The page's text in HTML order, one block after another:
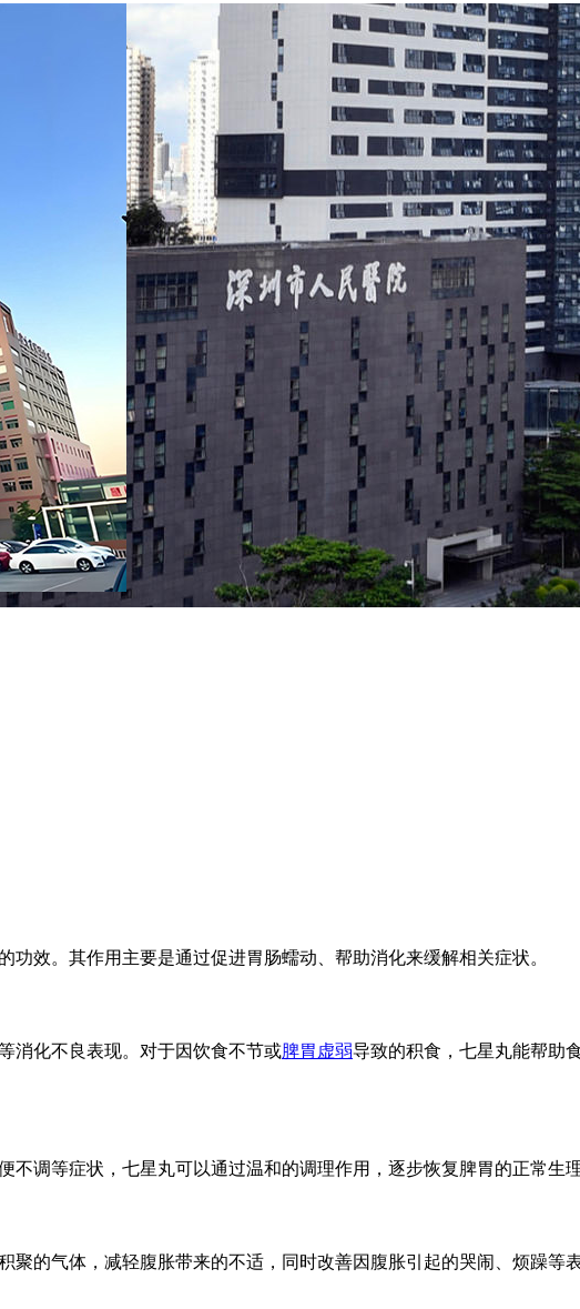
功效。其作用主要是通过促进胃肠蠕动、帮助消化来缓解相关症状。
等消化不良表现。对于因饮食不节或脾胃虚弱导致的积食，七星丸能帮助
调等症状，七星丸可以通过温和的调理作用，逐步恢复脾胃的正常生
的气体，减轻腹胀带来的不适，同时改善因腹胀引起的哭闹、烦躁等表